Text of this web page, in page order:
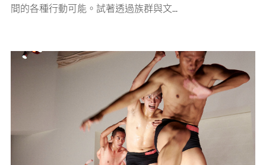
間的各種行動可能。試著透過族群與文...